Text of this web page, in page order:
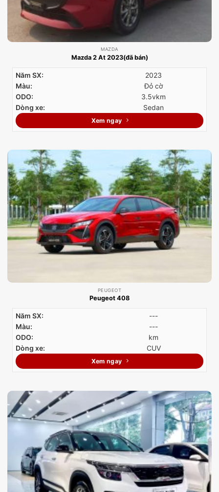
MAZDA
Mazda 2 At 2023(đã bán)
Năm SX:
2023
Màu:
Đỏ cờ
ODO:
3.5vkm
Dòng xe:
Sedan
Xem ngay
PEUGEOT
Peugeot 408
Năm SX:
---
Màu:
---
ODO:
km
Dòng xe:
CUV
Xem ngay